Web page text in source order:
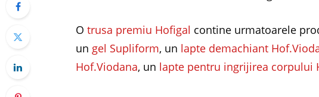
Otrusa premiu Hofigal contine urmatoarele
un gel Supliform, un lapte demachiant
Hof.Viodana, un lapte pentru ingrijirea corpului